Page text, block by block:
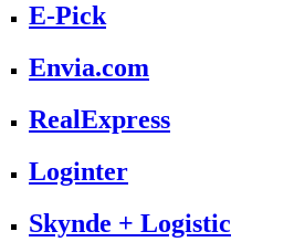
E-Pick
Envia.com
RealExpress
Loginter
Skynde + Logistic